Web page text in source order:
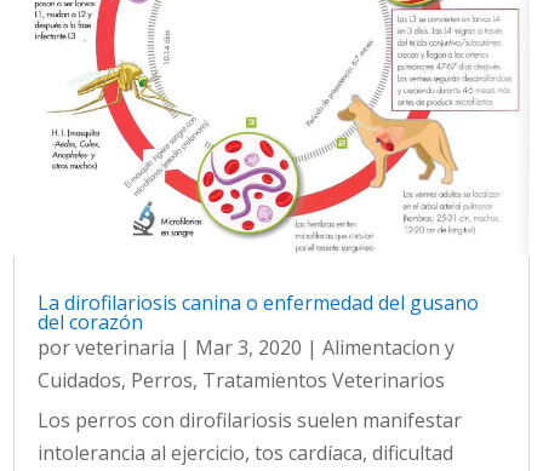
La dirofilariosis canina o enfermedad del gusano
del corazón
porveterinaria | Mar 3, 2020 |Alimentacion y
Cuidados, Perros, Tratamientos Veterinarios
Los perros con dirofilariosis suelen manifestar
intolerancia al ejercicio, tos cardíaca, dificultad